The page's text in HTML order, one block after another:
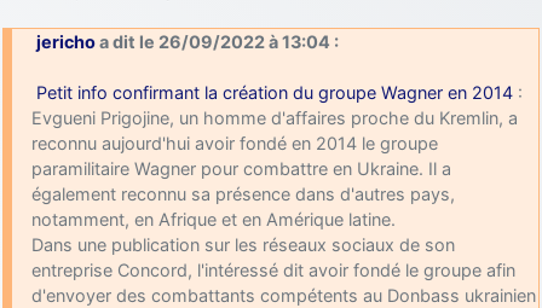
jerichoa dit le 26/09/2022 à 13:04 :
Petit info confirmant la création du groupe Wagner en 2014 :
Evgueni Prigojine, un homme d'affaires proche du Kremlin, a
reconnu aujourd'hui avoir fondé en 2014 le groupe
paramilitaire Wagner pour combattre en Ukraine. Il a
également reconnu sa présence dans d'autres pays,
notamment, en Afrique et en Amérique latine.
Dans une publication sur les réseaux sociaux de son
entreprise Concord, l'intéressé dit avoir fondé le groupe afin
d'envoyer des combattants compétents au Donbass ukrainien